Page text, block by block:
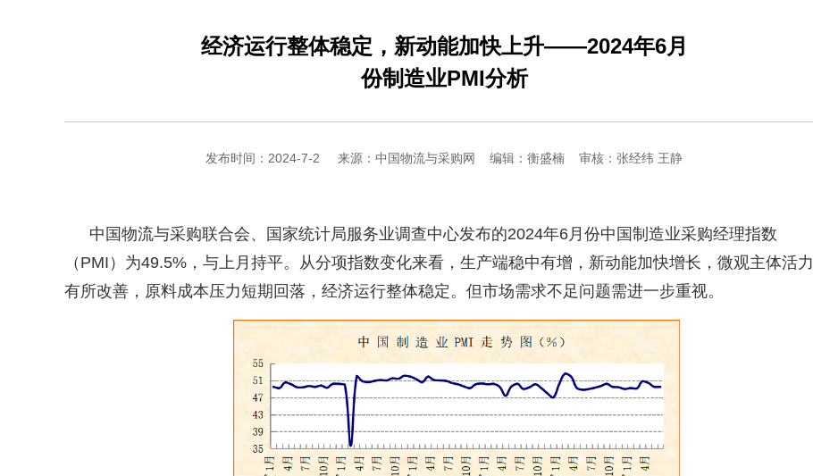
经济运行整体稳定，新动能加快上升——2024年6月
份制造业PMI分析
发布时间：2024-7-2 来源：中国物流与采购网 编辑：衡盛楠 审核：张经纬 王静
中国物流与采购联合会、国家统计局服务业调查中心发布的2024年6月份中国制造业采购经理指数
（ PMI ）为49.5% ，与上月持平。从分项指数变化来看，生产端稳中有增，新动能加快增长，微观主体活力
有所改善，原料成本压力短期回落，经济运行整体稳定。但市场需求不足问题需进一步重视。